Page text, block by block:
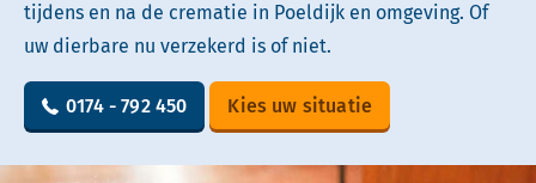
tijdens en na de crematie in Poeldijk en omgeving. Of
uw dierbare nu verzekerd is of niet.
0174 - 792 450 Kies uw situatie